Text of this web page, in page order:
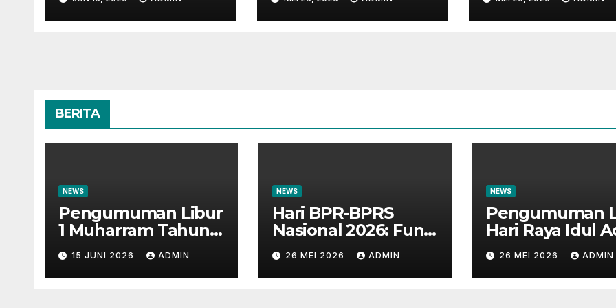
1448H
Masyarakat dan
Insan Perbankan
BERITA
NEWS
Pengumuman Libur
1 Muharram Tahun
Baru Islam 1448H
15 JUNI 2026 ADMIN
NEWS
Hari BPR-BPRS
Nasional 2026: Fun
Walk Bersama
Masyarakat dan
Insan Perbankan
26 MEI 2026 ADMIN
NEWS
Pengumuman
Hari Raya Idul
1447 H
26 MEI 2026 ADMIN